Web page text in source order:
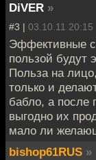
DiVER »
#3 | 03.10.11 20:15
Эффективные
пользой будут
Польза на
только и
бабло, а после
выгодно их
мало ли
bishop61RUS »